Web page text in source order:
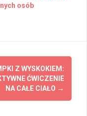
osób
Z WYSKOKIEM:
ĆWICZENIE
NA CAŁE CIAŁO →